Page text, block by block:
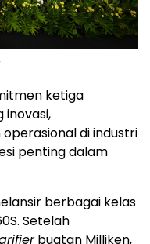
ketiga
inovasi,
di industri
penting dalam
berbagai kelas
Setelah
buatan Milliken,